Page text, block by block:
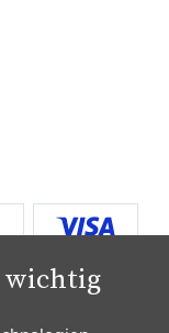
wichtig